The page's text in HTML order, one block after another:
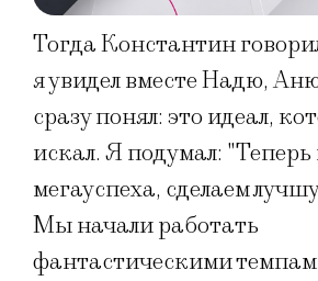
Тогда Константин
я увидел вместе Надю,
сразу понял: это идеал,
искал. Я подумал:
мегауспеха, сделаем
Мы начали работать
фантастическими